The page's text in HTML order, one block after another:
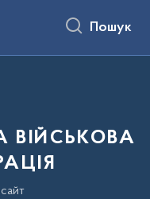
Пошук
ВІЙСЬКОВА